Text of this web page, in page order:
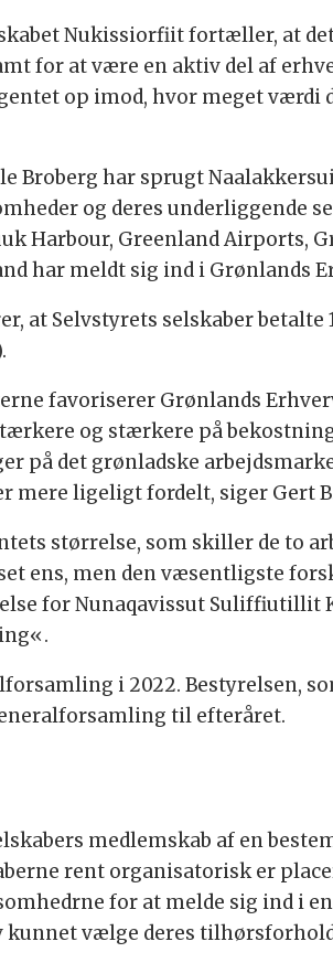
Nukissiorfiit fortæller, at
for at være en aktiv del af
op imod, hvor meget værdi
Broberg har sprugt
og deres underliggende
Harbour, Greenland Airports,
har meldt sig ind i Grønlands
at Selvstyrets selskaber betalte
favoriserer Grønlands
og stærkere på
på det grønladske
mere ligeligt fordelt, siger Gert
størrelse, som skiller de to
ens, men den væsentligste
for Nunaqavissut
i 2022. Bestyrelsen,
til efteråret.
medlemskab af en
rent organisatorisk er
for at melde sig ind i
kunnet vælge deres